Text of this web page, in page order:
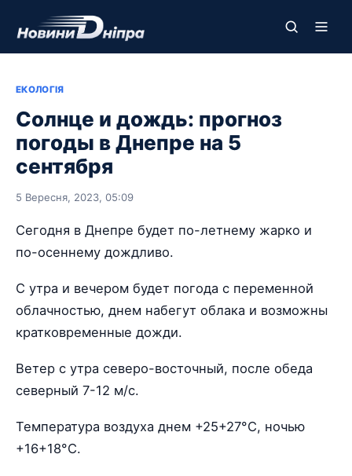
ЕКОЛОГІЯ
Солнце и дождь: прогноз
погоды в Днепре на 5
сентября
5 Вересня, 2023, 05:09
Сегодня в Днепре будет по-летнему жарко и
по-осеннему дождливо.
С утра и вечером будет погода с переменной
облачностью, днем набегут облака и возможны
кратковременные дожди.
Ветер с утра северо-восточный, после обеда
северный 7-12 м/с.
Температура воздуха днем +25+27°С, ночью
+16+18°С.